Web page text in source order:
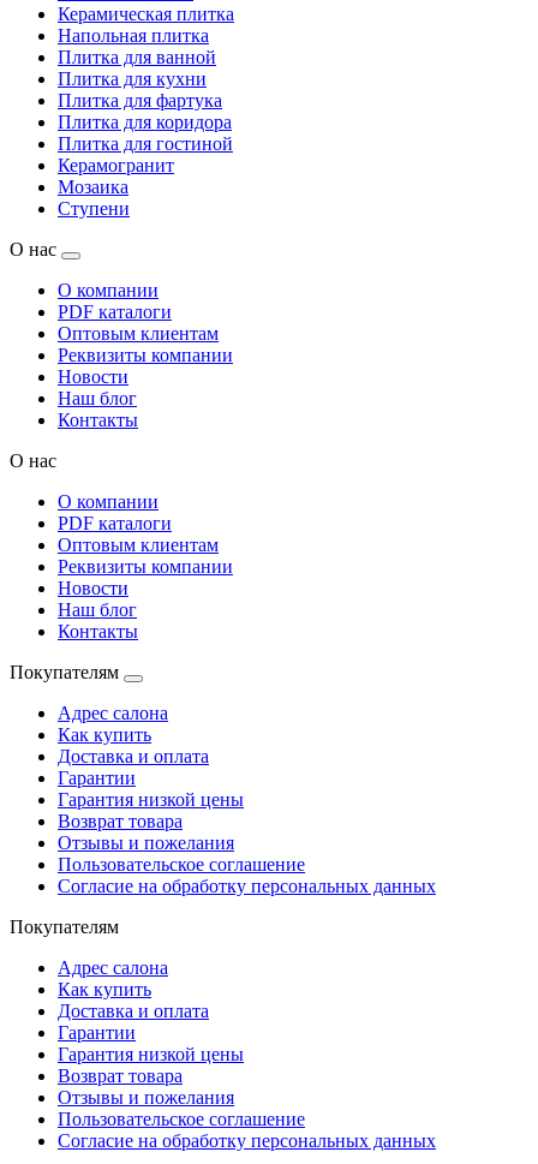
Керамическая плитка
Напольная плитка
Плитка для ванной
Плитка для кухни
Плитка для фартука
Плитка для коридора
Плитка для гостиной
Керамогранит
Мозаика
Ступени
О нас
О компании
PDF каталоги
Оптовым клиентам
Реквизиты компании
Новости
Наш блог
Контакты
О нас
О компании
PDF каталоги
Оптовым клиентам
Реквизиты компании
Новости
Наш блог
Контакты
Покупателям
Адрес салона
Как купить
Доставка и оплата
Гарантии
Гарантия низкой цены
Возврат товара
Отзывы и пожелания
Пользовательское соглашение
Согласие на обработку персональных данных
Покупателям
Адрес салона
Как купить
Доставка и оплата
Гарантии
Гарантия низкой цены
Возврат товара
Отзывы и пожелания
Пользовательское соглашение
Согласие на обработку персональных данных